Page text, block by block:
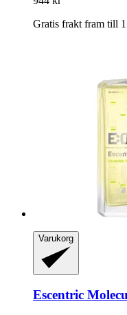
Gratis frakt fram till
Varukorg
Escentric